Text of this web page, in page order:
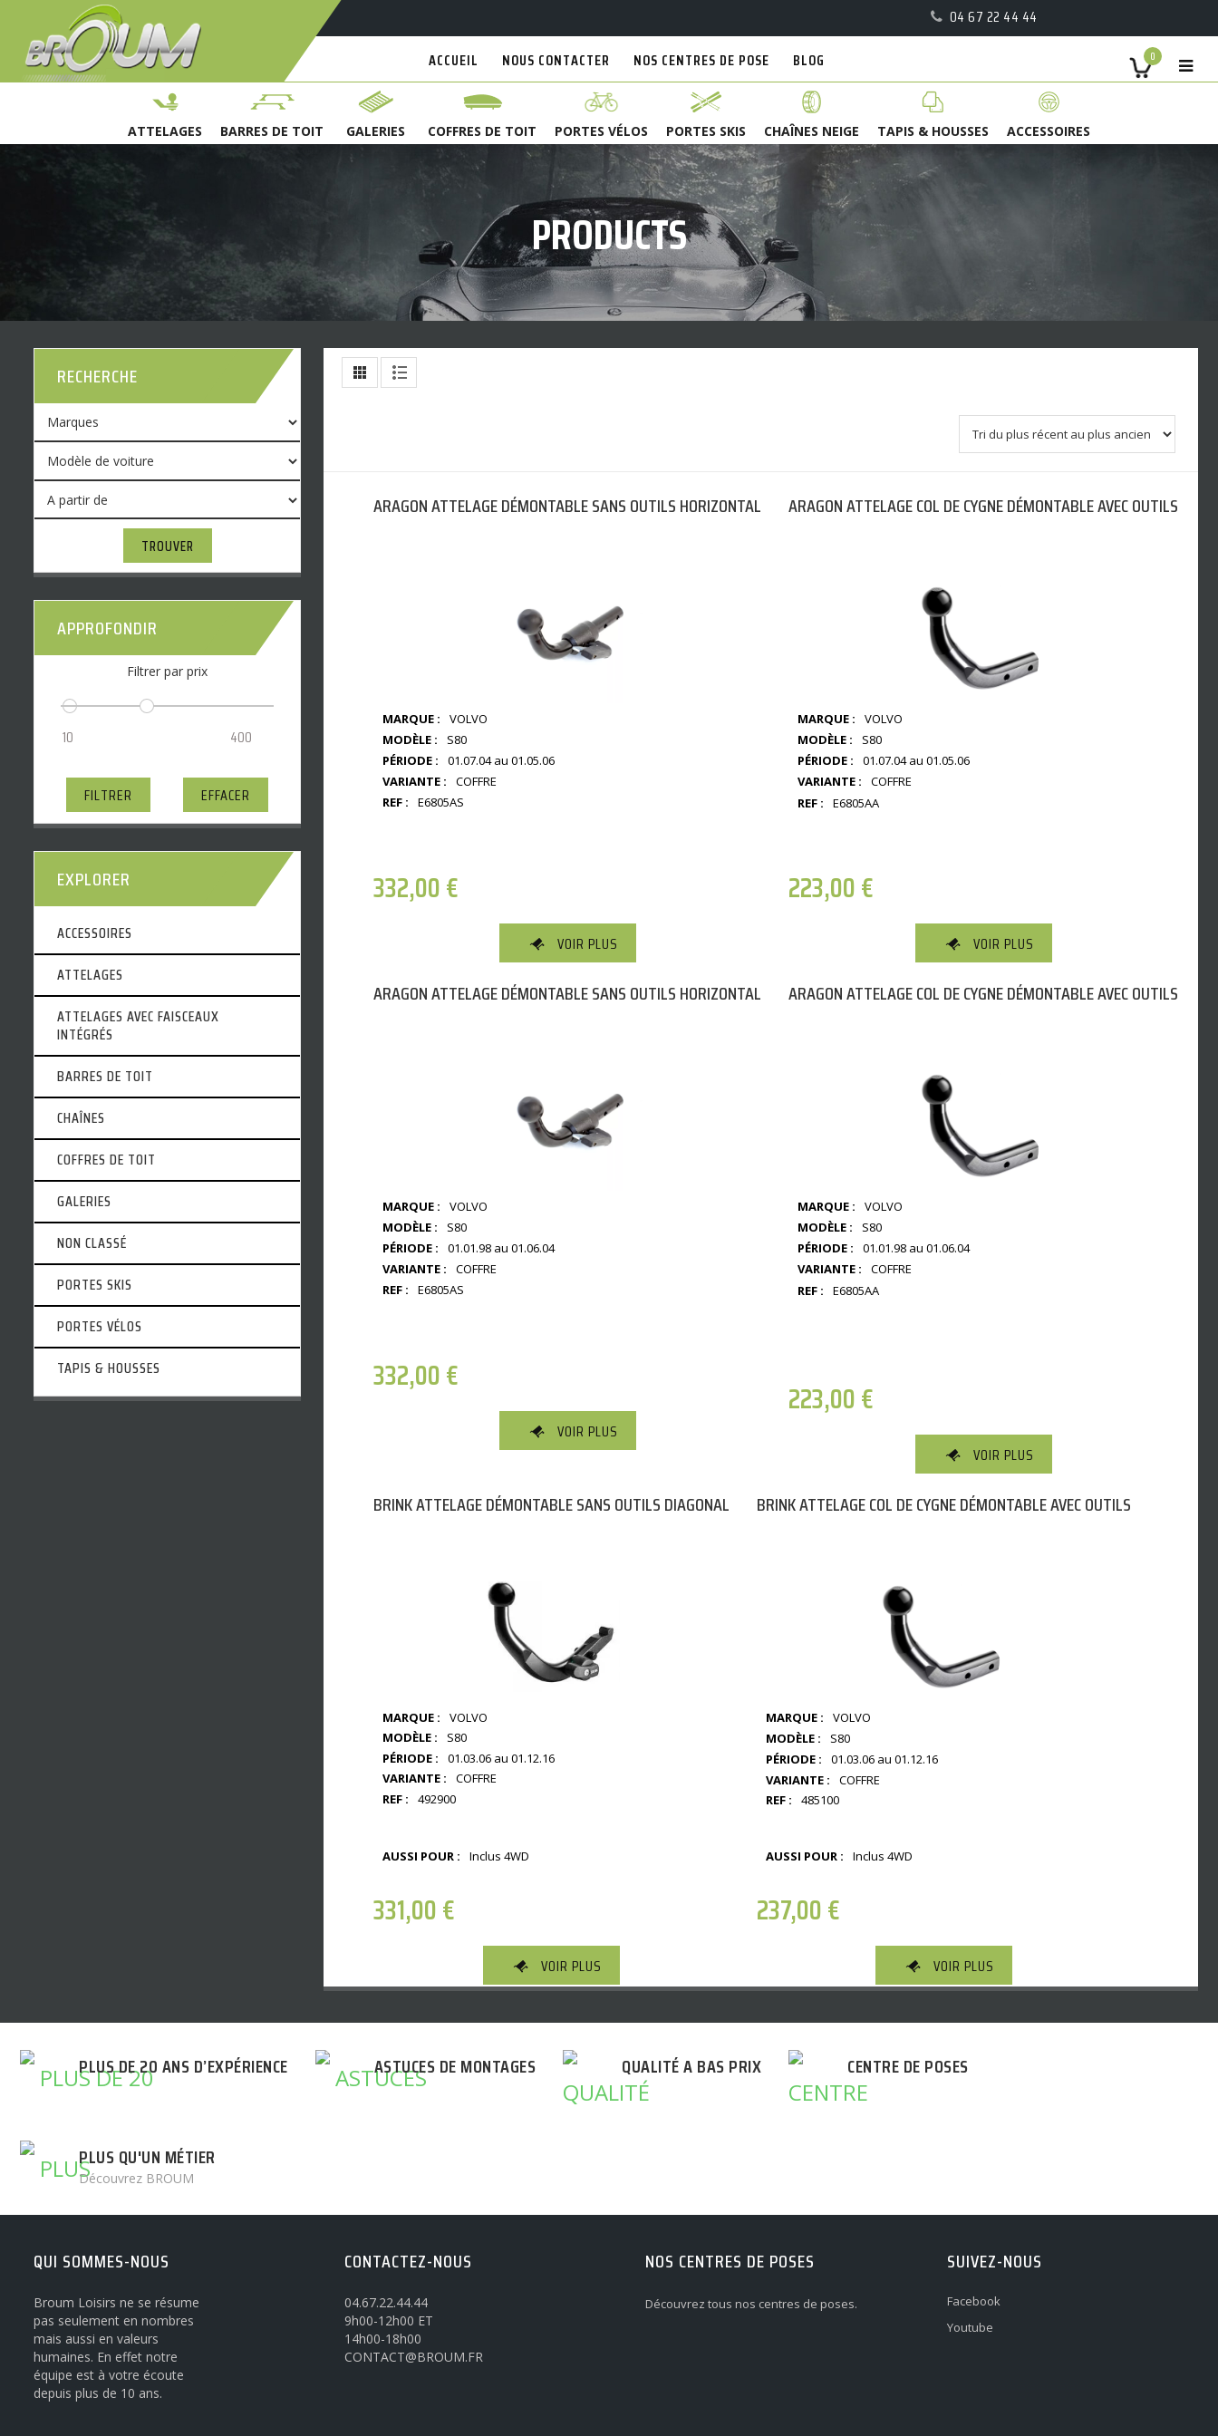
04 67 22 44 44
0
ACCUEIL NOUS CONTACTER NOS CENTRES DE POSE BLOG
ATTELAGES BARRES DE TOIT GALERIES COFFRES DE TOIT PORTES VÉLOS PORTES SKIS CHAÎNES NEIGE TAPIS & HOUSSES ACCESSOIRES
PRODUCTS
ARAGON ATTELAGE DÉMONTABLE SANS OUTILS HORIZONTAL
MARQUE :
VOLVO
MODÈLE :
S80
PÉRIODE :
01.07.04 au 01.05.06
VARIANTE :
COFFRE
REF :
E6805AS
332,00€
VOIR PLUS
ARAGON ATTELAGE COL DE CYGNE DÉMONTABLE AVEC OUTILS
MARQUE :
VOLVO
MODÈLE :
S80
PÉRIODE :
01.07.04 au 01.05.06
VARIANTE :
COFFRE
REF :
E6805AA
223,00€
VOIR PLUS
ARAGON ATTELAGE DÉMONTABLE SANS OUTILS HORIZONTAL
MARQUE :
VOLVO
MODÈLE :
S80
PÉRIODE :
01.01.98 au 01.06.04
VARIANTE :
COFFRE
REF :
E6805AS
332,00€
VOIR PLUS
ARAGON ATTELAGE COL DE CYGNE DÉMONTABLE AVEC OUTILS
MARQUE :
VOLVO
MODÈLE :
S80
PÉRIODE :
01.01.98 au 01.06.04
VARIANTE :
COFFRE
REF :
E6805AA
223,00€
VOIR PLUS
BRINK ATTELAGE DÉMONTABLE SANS OUTILS DIAGONAL
MARQUE :
VOLVO
MODÈLE :
S80
PÉRIODE :
01.03.06 au 01.12.16
VARIANTE :
COFFRE
REF :
492900
AUSSI POUR : Inclus 4WD
331,00€
VOIR PLUS
BRINK ATTELAGE COL DE CYGNE DÉMONTABLE AVEC OUTILS
MARQUE :
VOLVO
MODÈLE :
S80
PÉRIODE :
01.03.06 au 01.12.16
VARIANTE :
COFFRE
REF :
485100
AUSSI POUR : Inclus 4WD
237,00€
VOIR PLUS
RECHERCHE
TROUVER
APPROFONDIR
Filtrer par prix
FILTRER EFFACER
EXPLORER
ACCESSOIRES
ATTELAGES
ATTELAGES AVEC FAISCEAUX
INTÉGRÉS
BARRES DE TOIT
CHAÎNES
COFFRES DE TOIT
GALERIES
NON CLASSÉ
PORTES SKIS
PORTES VÉLOS
TAPIS & HOUSSES
PLUS DE 20 ANS D’EXPÉRIENCE ASTUCES DE MONTAGES QUALITÉ A BAS PRIX CENTRE DE POSES
PLUS QU'UN MÉTIER
Découvrez BROUM
QUI SOMMES-NOUS
Broum Loisirs ne se résume
pas seulement en nombres
mais aussi en valeurs
humaines. En effet notre
équipe est à votre écoute
depuis plus de 10 ans.
CONTACTEZ-NOUS
04.67.22.44.44
9h00-12h00 ET
14h00-18h00
CONTACT@BROUM.FR
NOS CENTRES DE POSES
Découvrez tous nos centres de poses.
SUIVEZ-NOUS
Facebook
Youtube